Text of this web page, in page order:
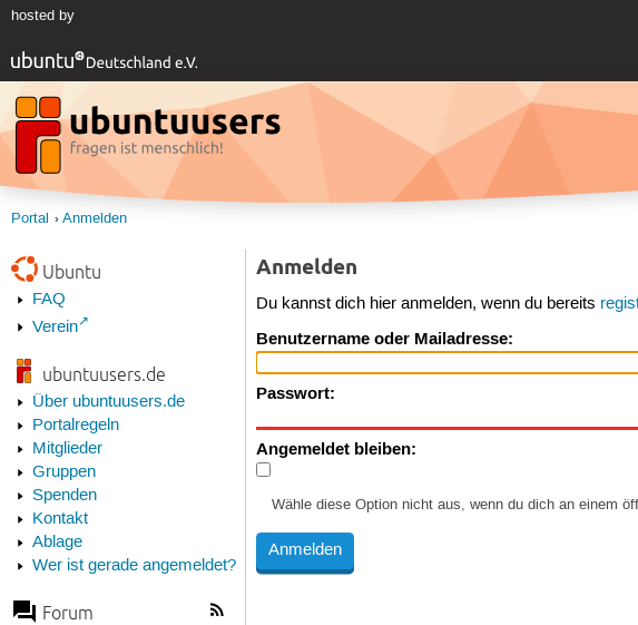
hosted by
Portal Anmelden
Ubuntu
FAQ
Verein
ubuntuusers.de
Über ubuntuusers.de
Portalregeln
Mitglieder
Gruppen
Spenden
Kontakt
Ablage
Wer ist gerade angemeldet?
Forum
Anmelden
Du kannst dich hier anmelden, wenn du bereits
Benutzername oder Mailadresse:
Passwort:
Angemeldet bleiben:
Wähle diese Option nicht aus, wenn du dich an einem